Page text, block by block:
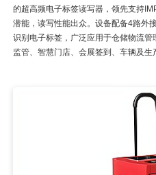
的超高频电子标签读写器，领先支持
潜能，读写性能出众。设备配备4路外
识别电子标签，广泛应用于仓储物流
监管、智慧门店、会展签到、车辆及生